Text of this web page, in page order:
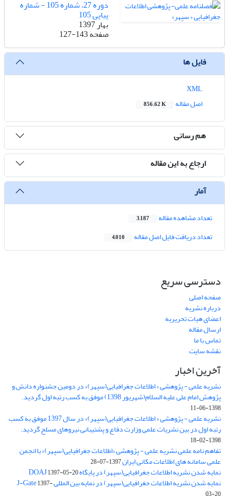
دوره 27، شماره 105 - شماره
پیاپی 105
بهار 1397
صفحه127-143
فایل ها
اصل مقاله
856.62 K
هم رسانی
ارجاع به این مقاله
آمار
تعداد مشاهده مقاله 3,187
تعداد دریافت فایل اصل مقاله 4,010
دسترسی سریع
صفحه اصلی
درباره نشریه
اعضای هیات تحریریه
ارسال مقاله
تماس با ما
نقشه سایت
آخرین اخبار
نشریه علمی - پژوهشی « اطلاعات جغرافیایی(سپهر)» در دومین جشنواره دانش و
پژوهش امام علی علیه السلام(شهریور 1398) موفق به کسب رتبه اول گردید.
1398-06-11
نشریه علمی - پژوهشی « اطلاعات جغرافیایی(سپهر)» در سال 1397 موفق به کسب
رتبه اول در بین نشریات علمی وزارت دفاع و پشتیبانی نیروهای مسلح گردید.
1398-02-18
تفاهم نامه علمی نشریه علمی - پژوهشی «اطلاعات جغرافیایی(سپهر)» با انجمن
علمی سامانه های اطلاعات مکانی ایران1397-07-28
نمایه شدن نشریه اطلاعات جغرافیایی(سپهر) در پایگاه DOAJ1397-05-20
نمایه شدن نشریه اطلاعات جغرافیایی(سپهر) در نمایه بین المللی J-Gate1397-